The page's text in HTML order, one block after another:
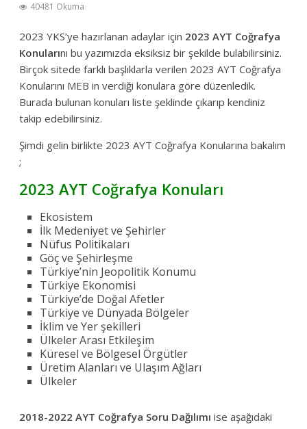
40481 Okuma
2023 YKS’ye hazırlanan adaylar için 2023 AYT Coğrafya
Konularını bu yazımızda eksiksiz bir şekilde bulabilirsiniz.
Birçok sitede farklı başlıklarla verilen 2023 AYT Coğrafya
Konularını MEB in verdiği konulara göre düzenledik.
Burada bulunan konuları liste şeklinde çıkarıp kendiniz
takip edebilirsiniz.
Şimdi gelin birlikte 2023 AYT Coğrafya Konularına bakalım
;
2023 AYT Coğrafya Konuları
Ekosistem
İlk Medeniyet ve Şehirler
Nüfus Politikaları
Göç ve Şehirleşme
Türkiye’nin Jeopolitik Konumu
Türkiye Ekonomisi
Türkiye’de Doğal Afetler
Türkiye ve Dünyada Bölgeler
İklim ve Yer şekilleri
Ülkeler Arası Etkileşim
Küresel ve Bölgesel Örgütler
Üretim Alanları ve Ulaşım Ağları
Ülkeler
2018-2022 AYT Coğrafya Soru Dağılımı ise aşağıdaki